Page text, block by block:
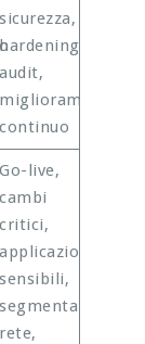
sicurezza,
hardening,
audit,
miglioramento
continuo
Go-live,
cambi
critici,
applicazioni
sensibili,
segmentazione
rete,